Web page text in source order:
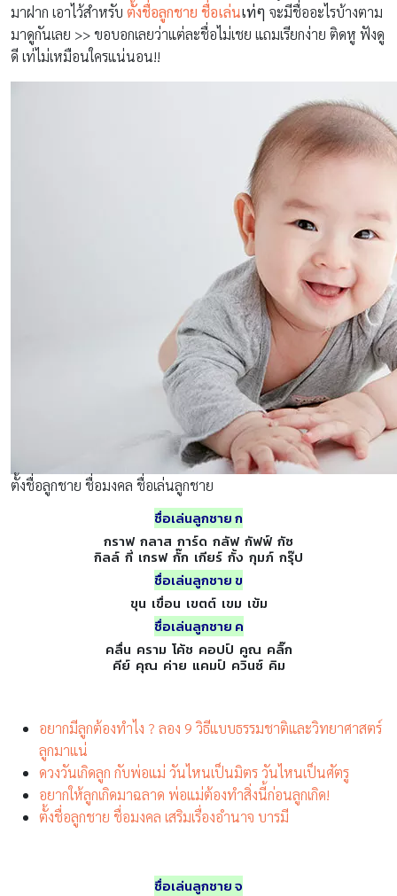
มาฝาก เอาไว้สำหรับ ตั้งชื่อลูกชาย ชื่อเล่นเท่ๆ จะมีชื่ออะไรบ้างตาม
มาดูกันเลย >> ขอบอกเลยว่าแต่ละชื่อไม่เชย แถมเรียกง่าย ติดหู ฟังดู
ดี เท่ไม่เหมือนใครแน่นอน!!
ตั้งชื่อลูกชาย ชื่อมงคล ชื่อเล่นลูกชาย
ชื่อเล่นลูกชาย ก
กราฟ กลาส การ์ด กลัฟ กัฟฟ์ กัซ
กิลล์ กี่ เกรฟ กั๊ก เกียร์ กั้ง กุมภ์ กรุ๊ป
ชื่อเล่นลูกชาย ข
ขุน เขื่อน เขตต์ เขม เข้ม
ชื่อเล่นลูกชาย ค
คลื่น คราม โค้ช คอปป์ คูณ คลิ๊ก
คีย์ คุณ ค่าย แคมป์ ควินซ์ คิม
อยากมีลูกต้องทำไง ? ลอง 9 วิธีแบบธรรมชาติและวิทยาศาสตร์
ลูกมาแน่
ดวงวันเกิดลูก กับพ่อแม่ วันไหนเป็นมิตร วันไหนเป็นศัตรู
อยากให้ลูกเกิดมาฉลาด พ่อแม่ต้องทำสิ่งนี้ก่อนลูกเกิด!
ตั้งชื่อลูกชาย ชื่อมงคล เสริมเรื่องอำนาจ บารมี
ชื่อเล่นลูกชาย จ